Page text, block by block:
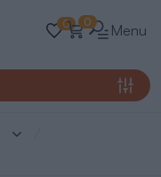
0 0 Menu